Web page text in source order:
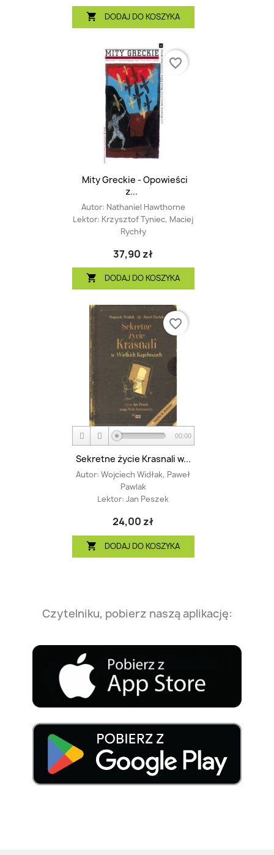
 DODAJ DO KOSZYKA
Mity Greckie - Opowieści
z...
Autor: Nathaniel Hawthorne
Lektor: Krzysztof Tyniec, Maciej
Rychły
37,90 zł
 DODAJ DO KOSZYKA
favorite_border
00:00
Sekretne życie Krasnali w...
Autor: Wojciech Widłak, Paweł
Pawlak
Lektor: Jan Peszek
24,00 zł
 DODAJ DO KOSZYKA
favorite_border
Czytelniku, pobierz naszą aplikację: